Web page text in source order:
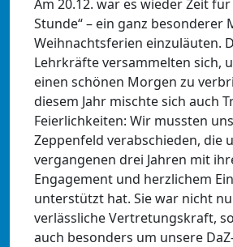
Am 20.12. war es wieder Zeit
Stunde“ – ein ganz besonderer
Weihnachtsferien einzuläuten.
Lehrkräfte versammelten sich,
einen schönen Morgen zu
diesem Jahr mischte sich auch
Feierlichkeiten: Wir mussten
Zeppenfeld verabschieden, die
vergangenen drei Jahren mit
Engagement und herzlichem
unterstützt hat. Sie war nicht
verlässliche Vertretungskraft,
auch besonders um unsere